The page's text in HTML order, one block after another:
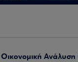
Ανάλυση